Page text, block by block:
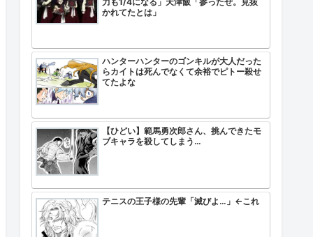
かれてたとは」
ハンターハンターのゴンキルが大人だった
らカイトは死んでなくて余裕でピトー殺せ
てたよな
【ひどい】範馬勇次郎さん、挑んできたモ
ブキャラを殺してしまう…
テニスの王子様の先輩「滅びよ…」←これ